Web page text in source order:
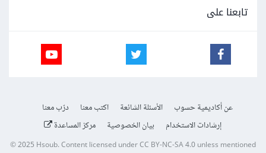
تابعنا على
عن أكاديمية حسوب الأسئلة الشائعة اكتب معنا
درّب معنا
إرشادات الاستخدام
بيان الخصوصية مركز المساعدة
© 2025Hsoub.Content licensed underCC BY-NC-SA 4.0unless mentioned